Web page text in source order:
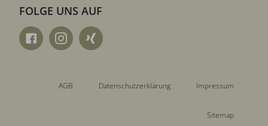
FOLGE UNS AUF
AGB Datenschutzerklärung Impressum
Sitemap